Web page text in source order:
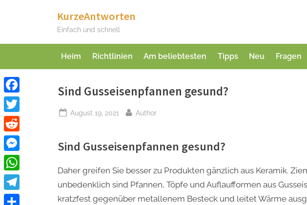
KurzeAntworten
Einfach und schnell
Heim Richtlinien Am beliebtesten Tipps Neu Fragen
Sind Gusseisenpfannen gesund?
Posted
August 19, 2021 By
Author
Sind Gusseisenpfannen gesund?
Daher greifen Sie besser zu Produkten gänzlich aus Keramik.
unbedenklich sind Pfannen, Töpfe und Auflaufformen aus
kratzfest gegenüber metallenem Besteck und leitet Wärme
Facebook
Twitter
Reddit
Messenger
WhatsApp
Telegram